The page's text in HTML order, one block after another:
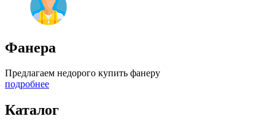
Фанера
Предлагаем недорого купить фанеру
подробнее
Каталог